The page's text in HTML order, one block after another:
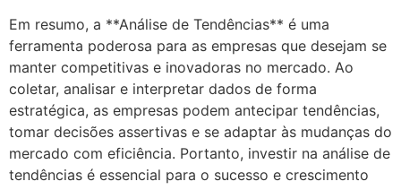
Em resumo, a **Análise de Tendências** é uma
ferramenta poderosa para as empresas que desejam se
manter competitivas e inovadoras no mercado. Ao
coletar, analisar e interpretar dados de forma
estratégica, as empresas podem antecipar tendências,
tomar decisões assertivas e se adaptar às mudanças do
mercado com eficiência. Portanto, investir na análise de
tendências é essencial para o sucesso e crescimento